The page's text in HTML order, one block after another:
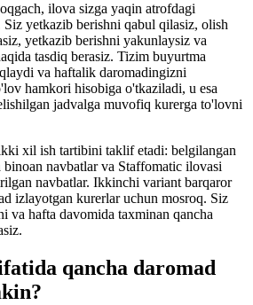
ilova sizga yaqin atrofdagi
yetkazib berishni qabul qilasiz, olish
yetkazib berishni yakunlaysiz va
tasdiq berasiz. Tizim buyurtma
va haftalik daromadingizni
hamkori hisobiga o'tkaziladi, u esa
jadvalga muvofiq kurerga to'lovni
xil ish tartibini taklif etadi: belgilangan
navbatlar va Staffomatic ilovasi
navbatlar. Ikkinchi variant barqaror
izlayotgan kurerlar uchun mosroq. Siz
va hafta davomida taxminan qancha
qancha daromad